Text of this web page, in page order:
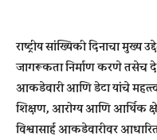
राष्ट्रीय सांख्यिकी दिनाचा मुख्य
जागरूकता निर्माण करणे तसेच
आकडेवारी आणि डेटा यांचे
शिक्षण, आरोग्य आणि आर्थिक
विश्वासार्ह आकडेवारीवर